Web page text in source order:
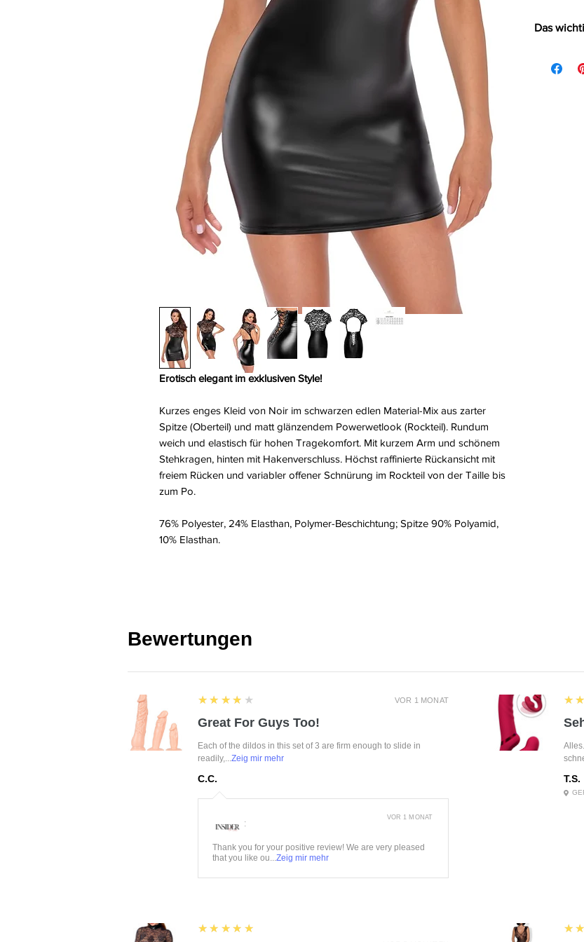
Erotisch elegant im exklusiven Style!
Kurzes enges Kleid von Noir im schwarzen edlen Material-Mix aus zarter
Spitze (Oberteil) und matt glänzendem Powerwetlook (Rockteil). Rundum
weich und elastisch für hohen Tragekomfort. Mit kurzem Arm und schönem
Stehkragen, hinten mit Hakenverschluss. Höchst raffinierte Rückansicht mit
freiem Rücken und variabler offener Schnürung im Rockteil von der Taille bis
zum Po.
76% Polyester, 24% Elasthan, Polymer-Beschichtung; Spitze 90% Polyamid,
10% Elasthan.
Das
Spitze
Bewertungen
VOR 1 MONAT
4
★★★★★
Great For Guys Too!
Each of the dildos in this set of 3 are firm enough to slide in
readily,...Zeig mir mehr
C.C.
:
Thank you for your positive review! We are very pleased
that you like ou...Zeig mir mehr
VOR 1 MONAT
5
T.S.
5
★★★★★ 5